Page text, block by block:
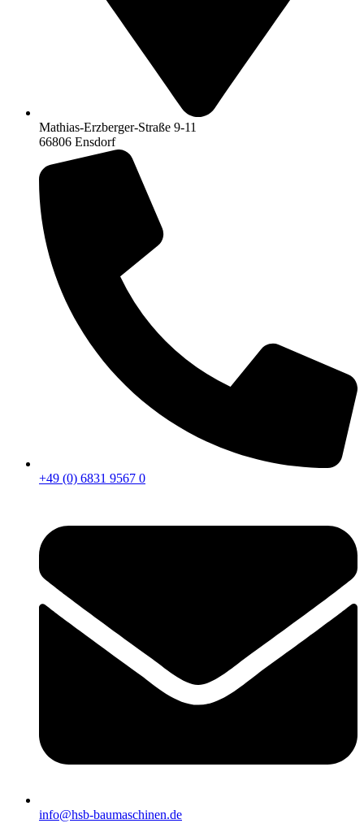
Mathias-Erzberger-Straße 9-11
66806 Ensdorf
+49 (0) 6831 9567 0
info@hsb-baumaschinen.de